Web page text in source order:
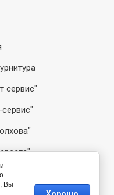
сервис"
Вы